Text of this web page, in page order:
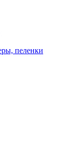
пеленки